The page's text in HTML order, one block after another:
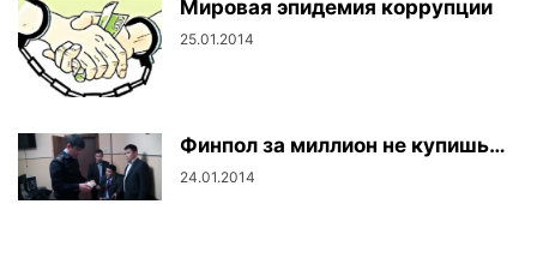
Мировая эпидемия коррупции
25.01.2014
Финпол за миллион не купишь…
24.01.2014